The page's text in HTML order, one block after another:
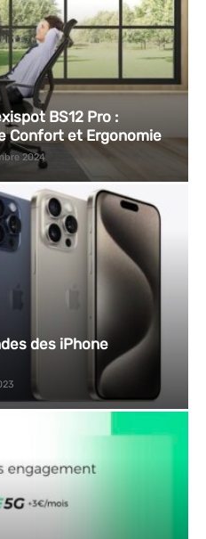
BS12 Pro :
Confort et Ergonomie
2024
des iPhone